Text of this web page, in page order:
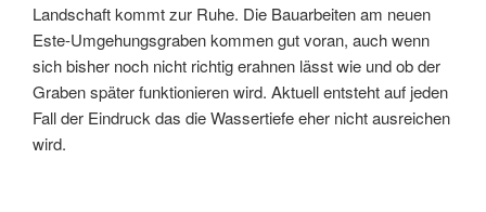
Landschaft kommt zur Ruhe. Die Bauarbeiten am neuen
Este-Umgehungsgraben kommen gut voran, auch wenn
sich bisher noch nicht richtig erahnen lässt wie und ob der
Graben später funktionieren wird. Aktuell entsteht auf jeden
Fall der Eindruck das die Wassertiefe eher nicht ausreichen
wird.